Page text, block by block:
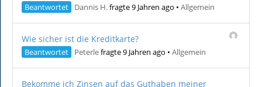
Beantwortet Dannis H.fragte 9 Jahren ago • Allgemein
Wie sicher ist die Kreditkarte?
Beantwortet Peterlefragte 9 Jahren ago • Allgemein
Bekomme ich Zinsen auf das Guthaben meiner